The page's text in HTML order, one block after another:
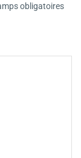
obligatoires